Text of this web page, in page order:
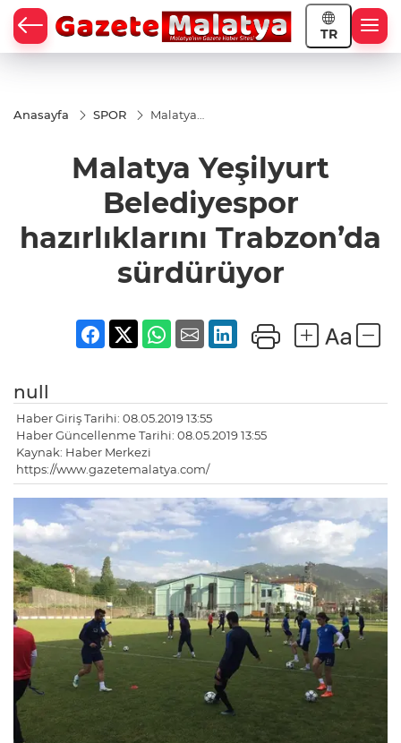
TR
Anasayfa SPOR
Malatya
hazırlıklarını
Trabzon’da
sürdürüyor
Malatya Yeşilyurt
Belediyespor
hazırlıklarını Trabzon’da
sürdürüyor
null
Haber Giriş Tarihi: 08.05.2019 13:55
Haber Güncellenme Tarihi: 08.05.2019 13:55
Kaynak: Haber Merkezi
https://www.gazetemalatya.com/